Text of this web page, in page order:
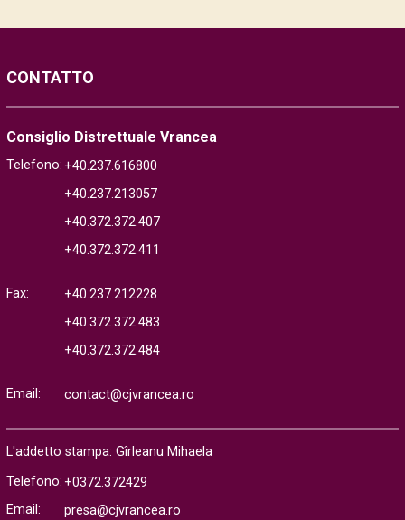
CONTATTO
Consiglio Distrettuale Vrancea
Telefono: +40.237.616800
+40.237.213057
+40.372.372.407
+40.372.372.411
Fax:
+40.237.212228
+40.372.372.483
+40.372.372.484
Email: contact@cjvrancea.ro
L'addetto stampa: Gîrleanu Mihaela
Telefono: +0372.372429
Email:
presa@cjvrancea.ro